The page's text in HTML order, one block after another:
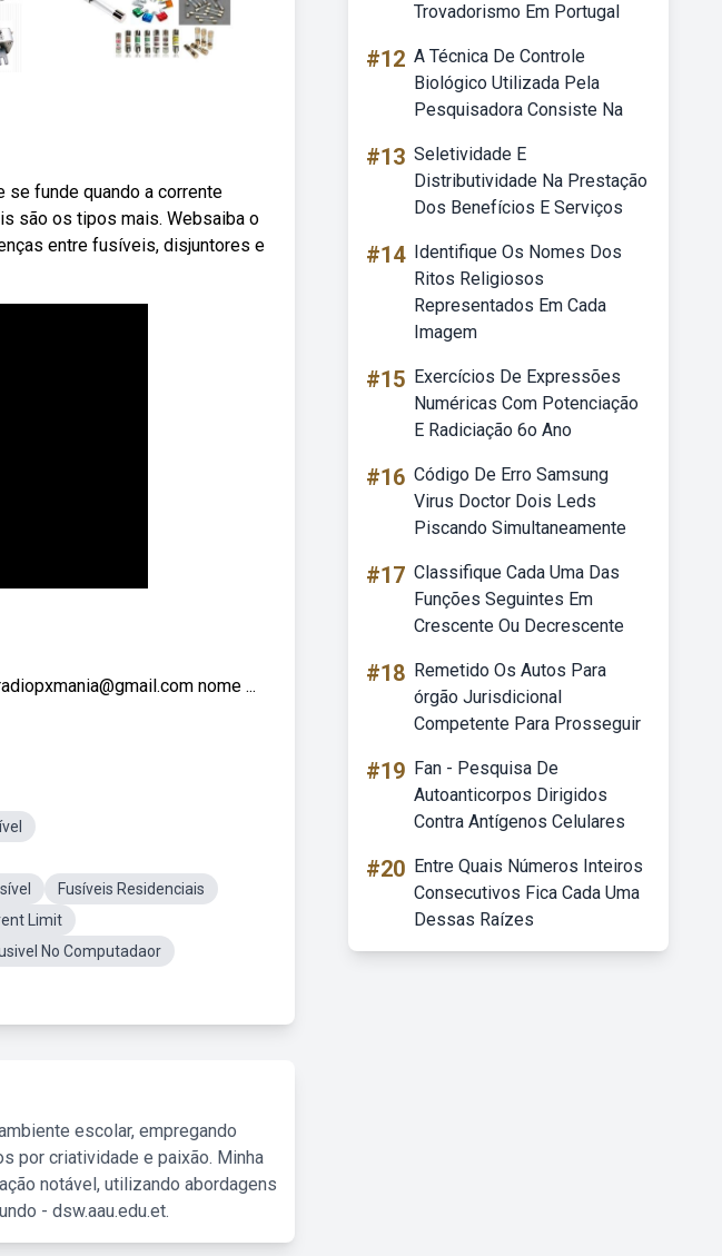
funde quando a corrente
são os tipos mais. Websaiba o
entre fusíveis, disjuntores e
nome ...
Fusíveis Residenciais
Limit
No Computadaor
escolar, empregando
por criatividade e paixão. Minha
notável, utilizando abordagens
- dsw.aau.edu.et.
Trovadorismo Em Portugal
#12 A Técnica De Controle
Biológico Utilizada Pela
Pesquisadora Consiste Na
#13 Seletividade E
Distributividade Na Prestação
Dos Benefícios E Serviços
#14 Identifique Os Nomes Dos
Ritos Religiosos
Representados Em Cada
Imagem
#15 Exercícios De Expressões
Numéricas Com Potenciação
E Radiciação 6o Ano
#16 Código De Erro Samsung
Virus Doctor Dois Leds
Piscando Simultaneamente
#17 Classifique Cada Uma Das
Funções Seguintes Em
Crescente Ou Decrescente
#18 Remetido Os Autos Para
órgão Jurisdicional
Competente Para Prosseguir
#19 Fan - Pesquisa De
Autoanticorpos Dirigidos
Contra Antígenos Celulares
#20 Entre Quais Números Inteiros
Consecutivos Fica Cada Uma
Dessas Raízes